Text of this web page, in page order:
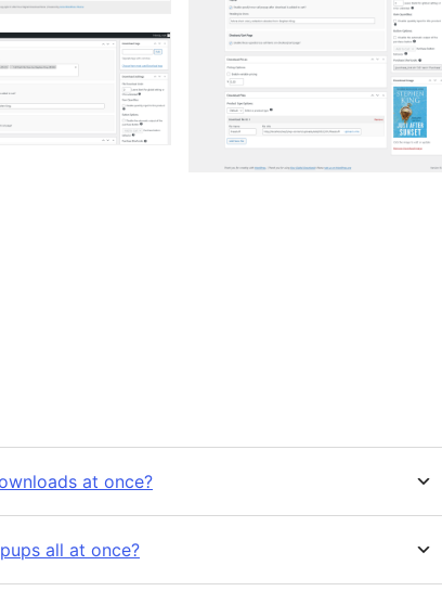
at once?
all at once?